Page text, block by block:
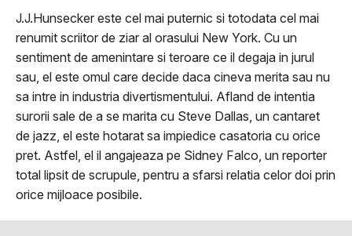
J.J.Hunsecker este cel mai puternic si totodata cel mai
renumit scriitor de ziar al orasului New York. Cu un
sentiment de amenintare si teroare ce il degaja in jurul
sau, el este omul care decide daca cineva merita sau nu
sa intre in industria divertismentului. Afland de intentia
surorii sale de a se marita cu Steve Dallas, un cantaret
de jazz, el este hotarat sa impiedice casatoria cu orice
pret. Astfel, el il angajeaza pe Sidney Falco, un reporter
total lipsit de scrupule, pentru a sfarsi relatia celor doi prin
orice mijloace posibile.